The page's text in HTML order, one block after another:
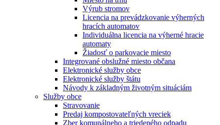
Výrub stromov
Licencia na prevádzkovanie výherných
hracích automatov
Individuálna licencia na výherné hracie
automaty
Žiadosť o parkovacie miesto
Integrované obslužné miesto občana
Elektronické služby obce
Elektronické služby štátu
Návody k základným životným situáciám
Služby obce
Stravovanie
Predaj kompostovateľných vreciek
Zber komunálneho a triedeného odpadu